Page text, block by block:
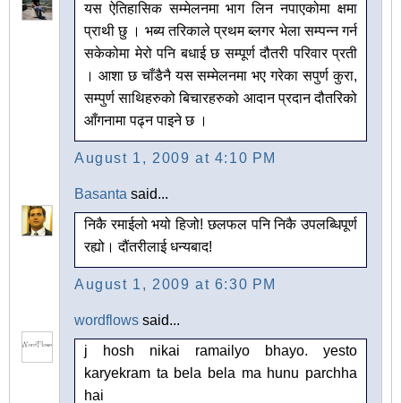
यस ऐतिहासिक सम्मेलनमा भाग लिन नपाएकोमा क्षमा
प्राथी छु । भब्य तरिकाले प्रथम ब्लगर भेला सम्पन्न गर्न
सकेकोमा मेरो पनि बधाई छ सम्पूर्ण दौतरी परिवार प्रती
। आशा छ चाँडैनै यस सम्मेलनमा भए गरेका सपुर्ण कुरा,
सम्पुर्ण साथिहरुको बिचारहरुको आदान प्रदान दौतरिको
आँगनामा पढ्न पाइने छ ।
August 1, 2009 at 4:10 PM
Basanta said...
निकै रमाईलो भयो हिजो! छलफल पनि निकै उपलब्धिपूर्ण
रह्यो। दौंतरीलाई धन्यबाद!
August 1, 2009 at 6:30 PM
wordflows said...
j hosh nikai ramailyo bhayo. yesto
karyekram ta bela bela ma hunu parchha
hai